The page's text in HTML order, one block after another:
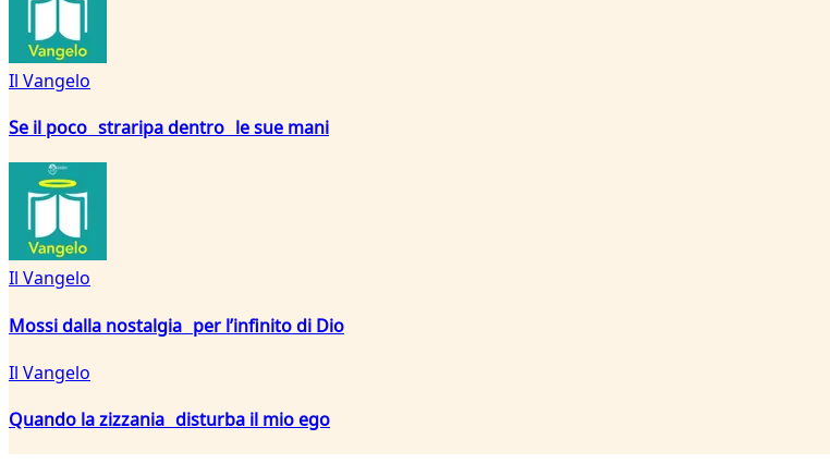
Il Vangelo
Se il poco straripa dentro le sue mani
Il Vangelo
Mossi dalla nostalgia per l’infinito di Dio
Il Vangelo
Quando la zizzania disturba il mio ego